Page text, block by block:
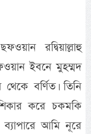
রদ্বিয়াল্লাহু
ইবনে মুহম্মদ
থেকে বর্ণিত। তিনি
করে চকমকি
আমি নূরে